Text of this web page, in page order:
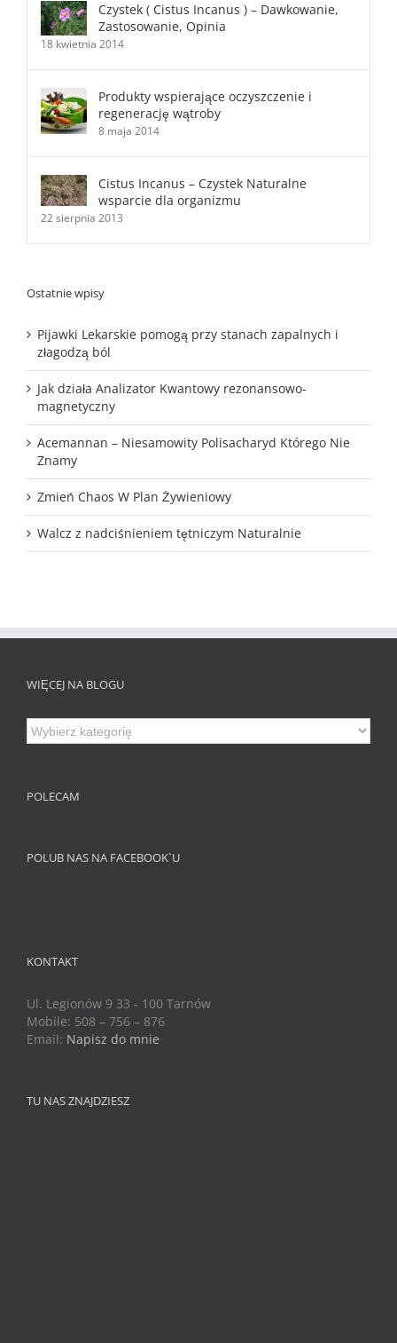
Czystek ( Cistus Incanus ) – Dawkowanie,
Zastosowanie, Opinia
18 kwietnia 2014
Produkty wspierające oczyszczenie i
regenerację wątroby
8 maja 2014
Cistus Incanus – Czystek Naturalne
wsparcie dla organizmu
22 sierpnia 2013
Ostatnie wpisy
Pijawki Lekarskie pomogą przy stanach zapalnych i
złagodzą ból
Jak działa Analizator Kwantowy rezonansowo-
magnetyczny
Acemannan – Niesamowity Polisacharyd Którego Nie
Znamy
Zmień Chaos W Plan Żywieniowy
Walcz z nadciśnieniem tętniczym Naturalnie
WIĘCEJ NA BLOGU
Więcej
na
POLECAM
POLUB NAS NA FACEBOOK`U
KONTAKT
Ul. Legionów 9 33 - 100 Tarnów
Mobile: 508 – 756 – 876
Email: Napisz do mnie
TU NAS ZNAJDZIESZ